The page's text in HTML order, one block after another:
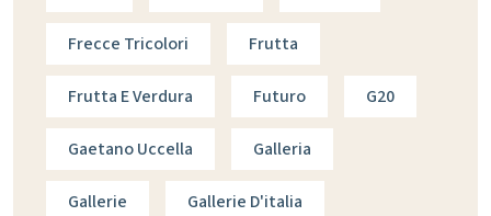
Frecce Tricolori Frutta
Frutta E Verdura Futuro G20
Gaetano Uccella Galleria
Gallerie Gallerie D'italia